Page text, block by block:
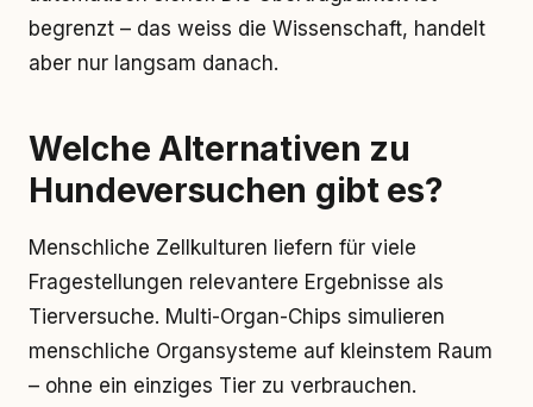
begrenzt – das weiss die Wissenschaft, handelt
aber nur langsam danach.
Welche Alternativen zu
Hundeversuchen gibt es?
Menschliche Zellkulturen liefern für viele
Fragestellungen relevantere Ergebnisse als
Tierversuche. Multi-Organ-Chips simulieren
menschliche Organsysteme auf kleinstem Raum
– ohne ein einziges Tier zu verbrauchen.